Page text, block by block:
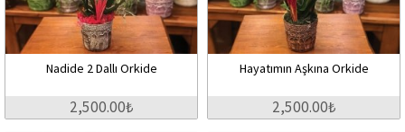
Nadide 2 Dallı Orkide
2,500.00₺
Hayatımın Aşkına Orkide
2,500.00₺